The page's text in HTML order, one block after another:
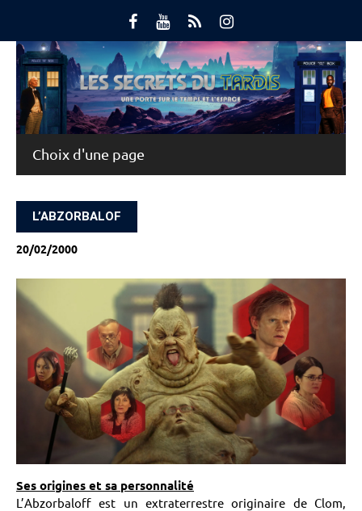
content
Main Menu
L’ABZORBALOF
20/02/2000
Ses origines et sa personnalité
L’Abzorbaloff est un extraterrestre originaire de Clom,